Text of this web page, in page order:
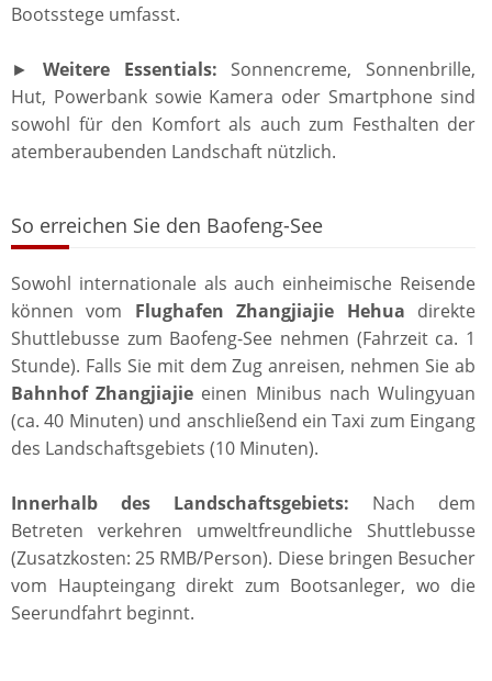
Bootsstege umfasst.
► Weitere Essentials: Sonnencreme, Sonnenbrille,
Hut, Powerbank sowie Kamera oder Smartphone sind
sowohl für den Komfort als auch zum Festhalten der
atemberaubenden Landschaft nützlich.
So erreichen Sie den Baofeng-See
Sowohl internationale als auch einheimische Reisende
können vom Flughafen Zhangjiajie Hehua direkte
Shuttlebusse zum Baofeng-See nehmen (Fahrzeit ca. 1
Stunde). Falls Sie mit dem Zug anreisen, nehmen Sie ab
Bahnhof Zhangjiajie einen Minibus nach Wulingyuan
(ca. 40 Minuten) und anschließend ein Taxi zum Eingang
des Landschaftsgebiets (10 Minuten).
Innerhalb des Landschaftsgebiets: Nach dem
Betreten verkehren umweltfreundliche Shuttlebusse
(Zusatzkosten: 25 RMB/Person). Diese bringen Besucher
vom Haupteingang direkt zum Bootsanleger, wo die
Seerundfahrt beginnt.